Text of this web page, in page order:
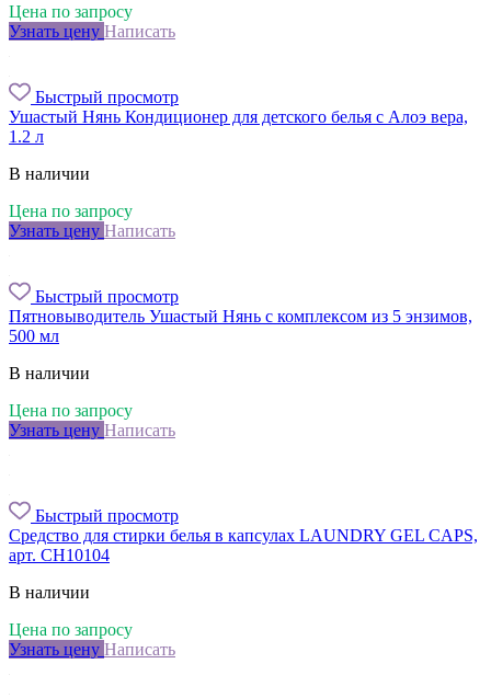
Цена по запросу
Узнать цену Написать
Быстрый просмотр
Ушастый Нянь Кондиционер для детского белья с Алоэ вера,
1.2 л
В наличии
Цена по запросу
Узнать цену Написать
Быстрый просмотр
Пятновыводитель Ушастый Нянь с комплексом из 5 энзимов,
500 мл
В наличии
Цена по запросу
Узнать цену Написать
Быстрый просмотр
Средство для стирки белья в капсулах LAUNDRY GEL CAPS,
арт. CH10104
В наличии
Цена по запросу
Узнать цену Написать